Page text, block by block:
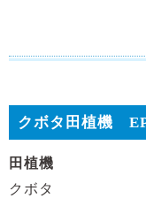
クボタ田植機
田植機
クボタ